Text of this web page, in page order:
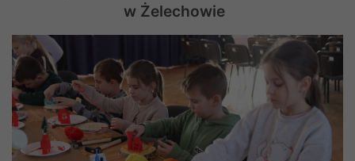
w Żelechowie